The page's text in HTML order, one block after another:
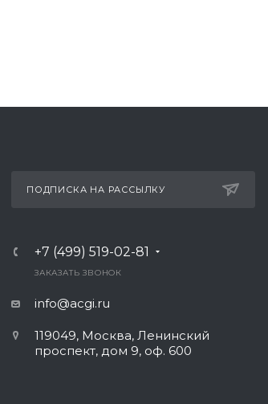
ПОДПИСКА НА РАССЫЛКУ
+7 (499) 519-02-81
ЗАКАЗАТЬ ЗВОНОК
info@acgi.ru
119049, Москва, Ленинский
проспект, дом 9, оф. 600